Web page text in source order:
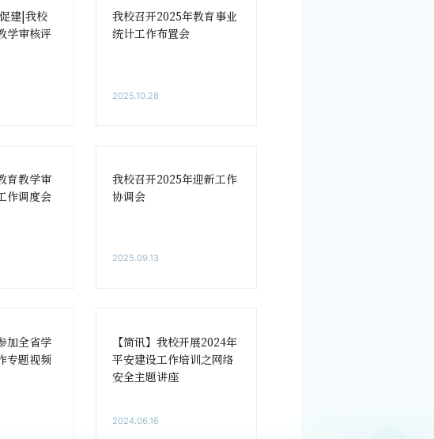
建|我校
学审核评
我校召开2025年教育事业
统计工作布置会
2025.10.28
育教学审
作调度会
我校召开2025年迎新工作
协调会
2025.09.13
加全省学
专题视频
【简讯】我校开展2024年
平安建设工作培训之网络
2024.06.16